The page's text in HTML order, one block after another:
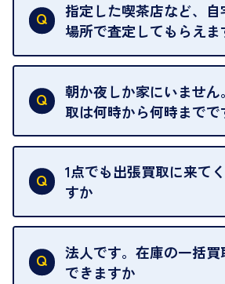
ただけません。
指定した喫茶店など、自
場所で査定してもらえま
ご自宅以外での査定はお引き受
定のお店や、ほかのお客様への
えられるためです。
朝か夜しか家にいません
取は何時から何時までで
ご訪問可能時間は、10時から19
ただし、お品物の種類や量によ
ただくことがあります。
1点でも出張買取に来て
すか
はい。1点でもお伺いします。
法人です。在庫の一括買
できますか